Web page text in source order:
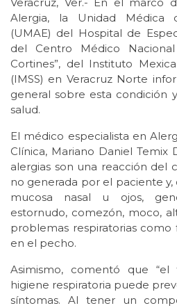
Veracruz, Ver.- En el marco
Alergia, la Unidad Médica
(UMAE) del Hospital de
del Centro Médico
Cortines”, del Instituto
(IMSS) en Veracruz Norte
general sobre esta condición
salud.
El médico especialista en
Clínica, Mariano Daniel Temix
alergias son una reacción del
no generada por el paciente y,
mucosa nasal u ojos,
estornudo, comezón, moco,
problemas respiratorias como
en el pecho.
Asimismo, comentó que
higiene respiratoria puede
síntomas. Al tener un